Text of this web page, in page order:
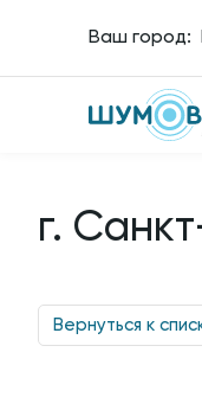
Ваш город:
г.
Вернуться к